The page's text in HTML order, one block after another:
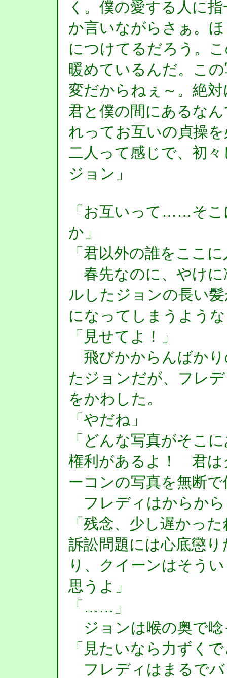
く。僕の愛する人に
か言いながらさぁ。
につけてるだろう。
暖めているんだ。こ
変だからねぇ～。絶
君と僕の間にあるな
れってお互いの貞操
二人って感じで、初
ジョン」
「お互いって……そ
か」
「君以外の誰をここ
春先なのに、やけに
ルしたジョンの長い
になってしまうよう
「見せてよ！」
飛びかからんばかり
たジョンだが、フレ
をかわした。
「やだね」
「どんな写真がそこ
権利があるよ！ 君は
ーコンの写真を無断
フレディはからから
「残念、少し遅かっ
訴訟問題には心底懲
り、クイーンはそう
思うよ」
「……」
ジョンは喉の奥で唸
「見たいなら力ずく
フレディはまるで